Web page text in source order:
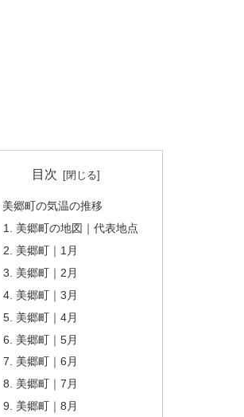
目次
美郷町の気温の推移
美郷町の地図｜代表地点
美郷町｜1月
美郷町｜2月
美郷町｜3月
美郷町｜4月
美郷町｜5月
美郷町｜6月
美郷町｜7月
美郷町｜8月